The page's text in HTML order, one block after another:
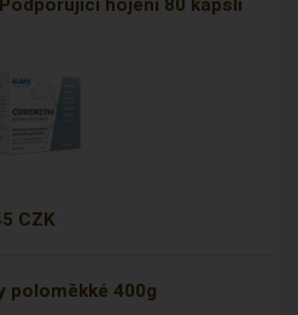
Podporující hojení 80 kapslí
CZK
poloměkké 400g